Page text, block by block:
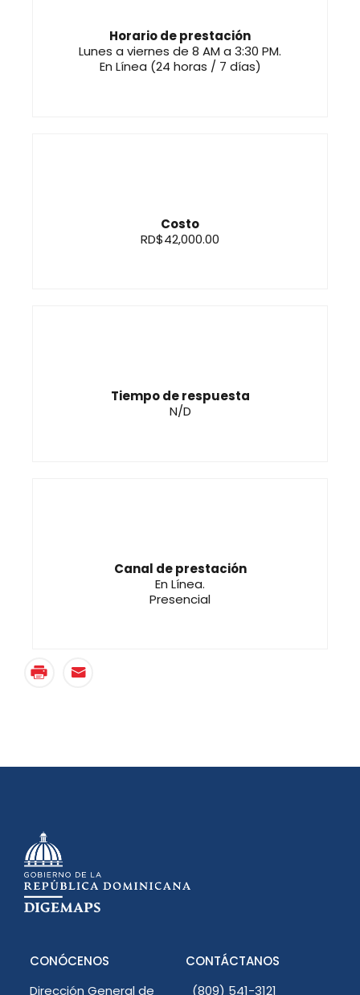
Horario de prestación
Lunes a viernes de 8 AM a 3:30 PM.
En Línea (24 horas / 7 días)
Costo
RD$42,000.00
Tiempo de respuesta
N/D
Canal de prestación
En Línea.
Presencial
CONÓCENOS
Dirección General de
CONTÁCTANOS
(809) 541-3121